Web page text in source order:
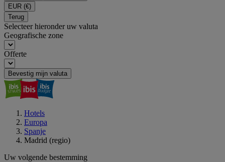
EUR (€)
Terug
Selecteer hieronder uw valuta
Geografische zone
Offerte
Bevestig mijn valuta
Hotels
Europa
Spanje
Madrid (regio)
Uw volgende bestemming